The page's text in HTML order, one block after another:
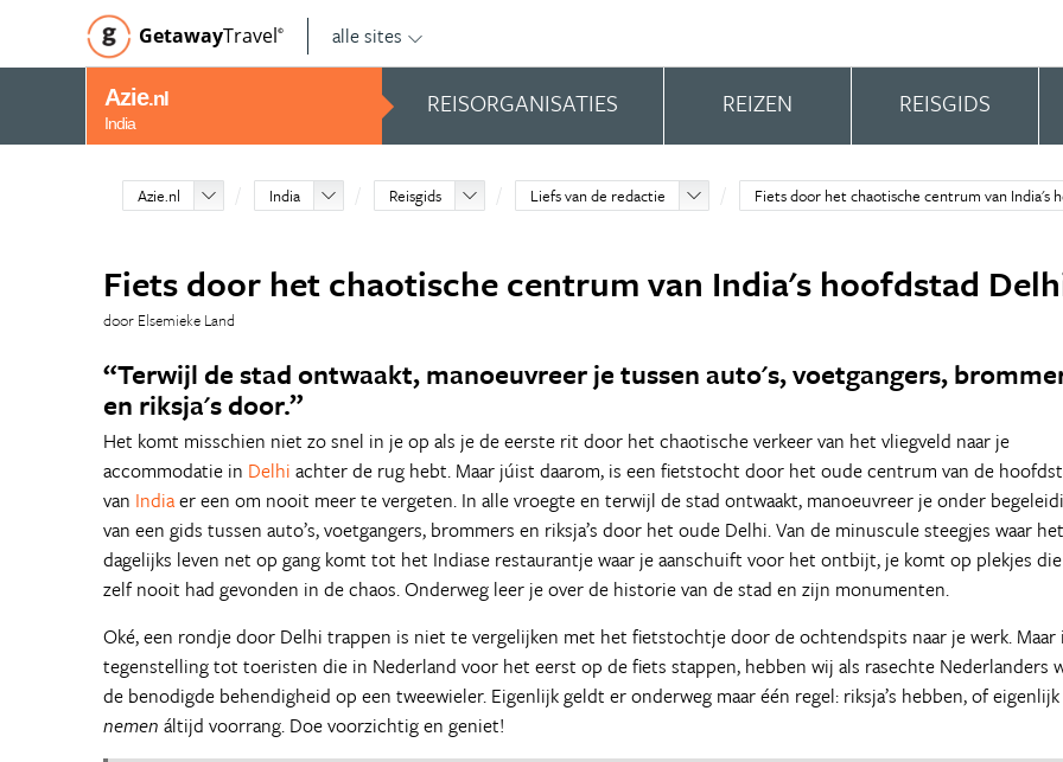
GetawayTravel© alle sites
Azie.nl
India
REISORGANISATIES REIZEN REISGIDS
Azie.nl India Reisgids Liefs van de redactie Fiets door het chaotische centrum van India's
Fiets door het chaotische centrum van India's hoofdstad
door Elsemieke Land
“Terwijl de stad ontwaakt, manoeuvreer je tussen auto's, voetgangers,
en riksja's door.”
Het komt misschien niet zo snel in je op als je de eerste rit door het chaotische verkeer van het vliegveld naar je
accommodatie in Delhi achter de rug hebt. Maar júist daarom, is een fietstocht door het oude centrum van de
van Indiaer een om nooit meer te vergeten. In alle vroegte en terwijl de stad ontwaakt, manoeuvreer je onder
van een gids tussen auto’s, voetgangers, brommers en riksja’s door het oude Delhi. Van de minuscule steegjes waar het
dagelijks leven net op gang komt tot het Indiase restaurantje waar je aanschuift voor het ontbijt, je komt op plekjes
zelf nooit had gevonden in de chaos. Onderweg leer je over de historie van de stad en zijn monumenten.
Oké, een rondje door Delhi trappen is niet te vergelijken met het fietstochtje door de ochtendspits naar je werk. Maar
tegenstelling tot toeristen die in Nederland voor het eerst op de fiets stappen, hebben wij als rasechte Nederlanders
de benodigde behendigheid op een tweewieler. Eigenlijk geldt er onderweg maar één regel: riksja’s hebben, of eigenlijk
nemen áltijd voorrang. Doe voorzichtig en geniet!